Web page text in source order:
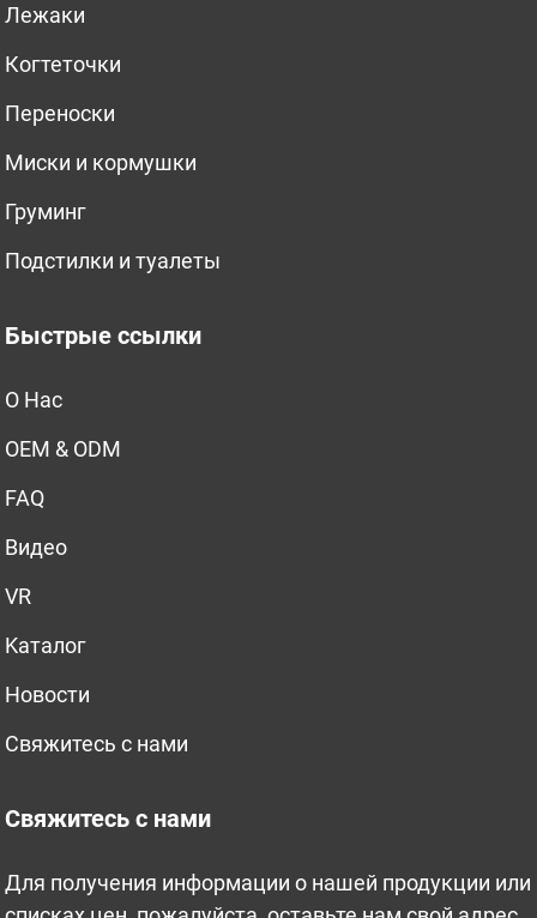
Лежаки
Когтеточки
Переноски
Миски и кормушки
Груминг
Подстилки и туалеты
Быстрые ссылки
O Нас
OEM & ODM
FAQ
Bидео
VR
Kаталог
Новости
Свяжитесь с нами
Свяжитесь с нами
Для получения информации о нашей продукции или